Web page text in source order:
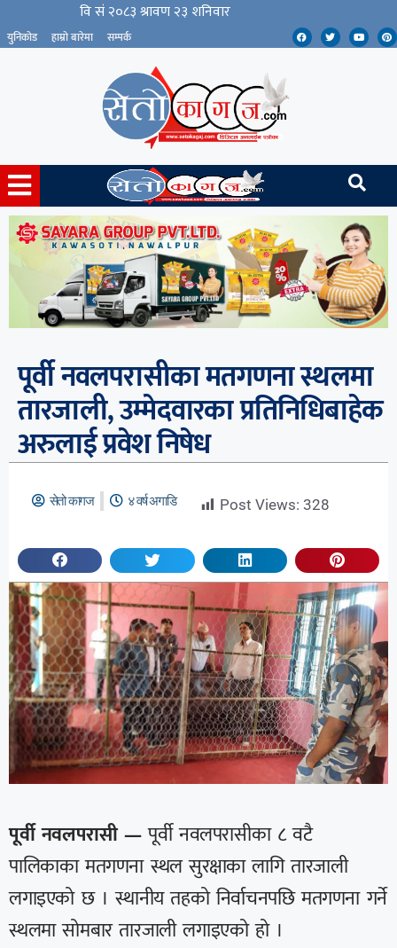
युनिकोड हाम्रो बारेमा सम्पर्क
पूर्वी नवलपरासीका मतगणना स्थलमा
तारजाली, उम्मेदवारका प्रतिनिधिबाहेक
अरुलाई प्रवेश निषेध
सेतो कागज ४ वर्ष अगाडि Post Views: 328
पूर्वी नवलपरासी —पूर्वी नवलपरासीका ८ वटै
पालिकाका मतगणना स्थल सुरक्षाका लागि तारजाली
लगाइएको छ । स्थानीय तहको निर्वाचनपछि मतगणना गर्ने
स्थलमा सोमबार तारजाली लगाइएको हो ।